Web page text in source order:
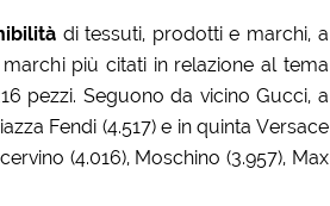
di tessuti, prodotti e marchi, a
più citati in relazione al tema
pezzi. Seguono da vicino Gucci, a
Fendi (4.517) e in quinta Versace
(4.016), Moschino (3.957), Max